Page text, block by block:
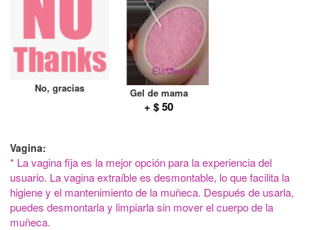
No, gracias Gel de mama
+ $ 50
Vagina:
* La vagina fija es la mejor opción para la experiencia del
usuario. La vagina extraíble es desmontable, lo que facilita la
higiene y el mantenimiento de la muñeca. Después de usarla,
puedes desmontarla y limpiarla sin mover el cuerpo de la
muñeca.